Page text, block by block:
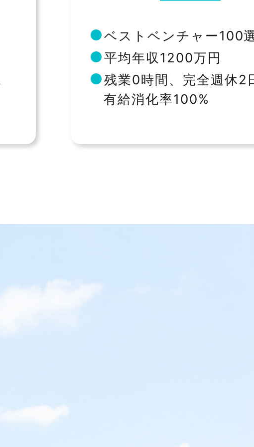
ベストベンチャー100
平均年収1200万円
残業0時間、完全週休2
有給消化率100%